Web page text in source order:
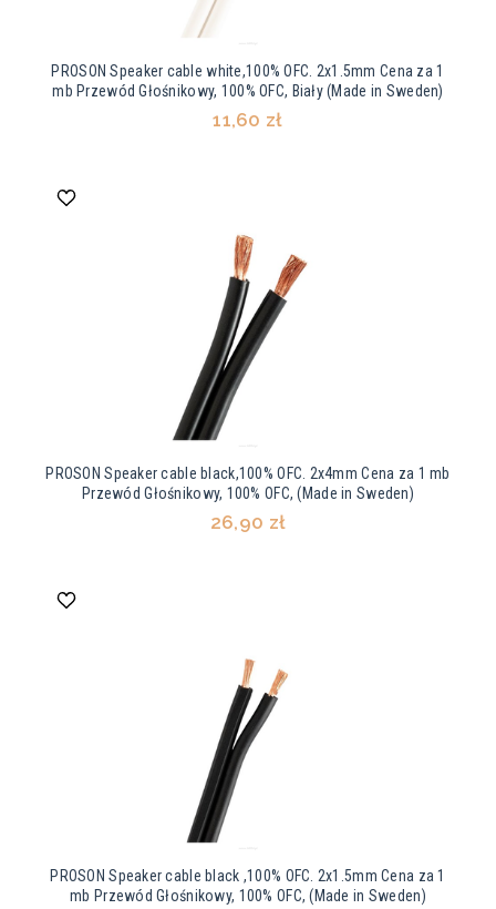
PROSON Speaker cable white,100% OFC. 2x1.5mm Cena za 1
mb Przewód Głośnikowy, 100% OFC, Biały (Made in Sweden)
11,60 zł
PROSON Speaker cable black,100% OFC. 2x4mm Cena za 1 mb
Przewód Głośnikowy, 100% OFC, (Made in Sweden)
26,90 zł
PROSON Speaker cable black ,100% OFC. 2x1.5mm Cena za 1
mb Przewód Głośnikowy, 100% OFC, (Made in Sweden)